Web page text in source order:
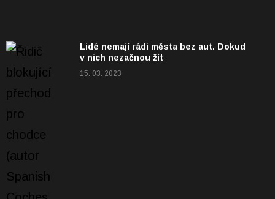
Lidé nemají rádi města bez aut. Dokud
v nich nezačnou žít
15. 03. 2023